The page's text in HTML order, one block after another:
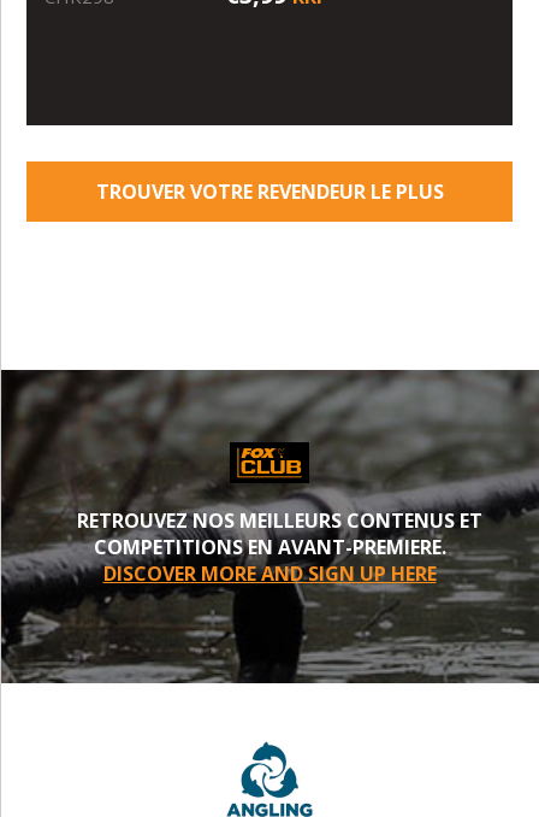
TROUVER VOTRE REVENDEUR LE PLUS
RETROUVEZ NOS MEILLEURS CONTENUS ET
COMPETITIONS EN AVANT-PREMIERE.
DISCOVER MORE AND SIGN UP HERE